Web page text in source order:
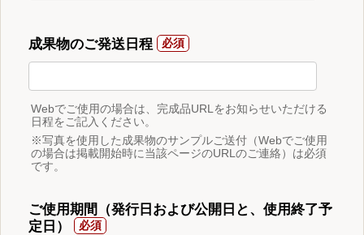
成果物のご発送日程
Webでご使用の場合は、完成品URLをお知らせいただける
日程をご記入ください。
※写真を使用した成果物のサンプルご送付（Webでご使用
の場合は掲載開始時に当該ページのURLのご連絡）は必須
です。
ご使用期間（発行日および公開日と、使用終了予
定日）